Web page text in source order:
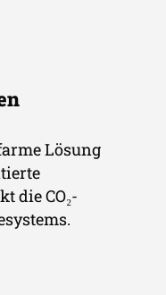
Lösung
die CO₂-